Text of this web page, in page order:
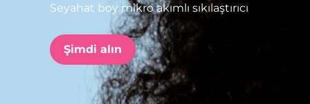
Seyahat boy mikro akımlı sıkılaştırıcı
Şimdi alın
issa™ Teeth Whitening Set